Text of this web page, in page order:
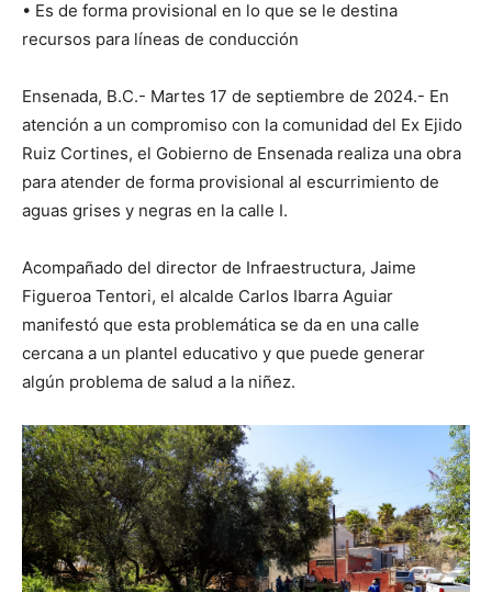
• Es de forma provisional en lo que se le destina
recursos para líneas de conducción
Ensenada, B.C.- Martes 17 de septiembre de 2024.- En
atención a un compromiso con la comunidad del Ex Ejido
Ruiz Cortines, el Gobierno de Ensenada realiza una obra
para atender de forma provisional al escurrimiento de
aguas grises y negras en la calle I.
Acompañado del director de Infraestructura, Jaime
Figueroa Tentori, el alcalde Carlos Ibarra Aguiar
manifestó que esta problemática se da en una calle
cercana a un plantel educativo y que puede generar
algún problema de salud a la niñez.